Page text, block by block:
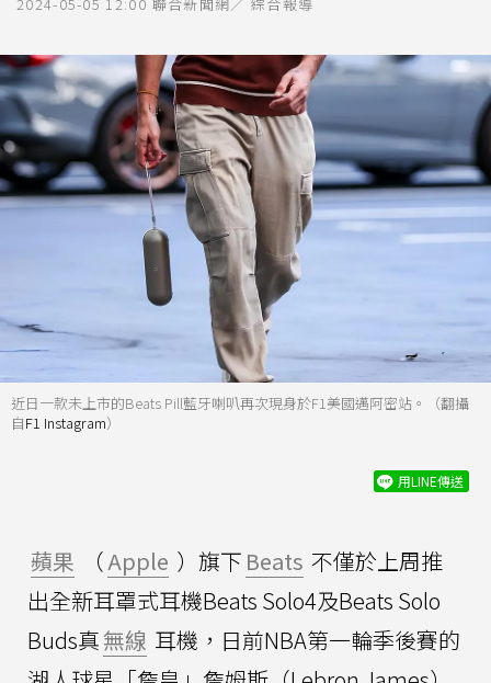
近日一款未上市的Beats Pill藍牙喇叭再次現身於F1美國邁阿密站。（翻攝
自F1 Instagram）
用LINE傳送
蘋果 （Apple ）旗下 Beats 不僅於上周推
出全新耳罩式耳機Beats Solo4及Beats Solo
Buds真無線 耳機，日前NBA第一輪季後賽的